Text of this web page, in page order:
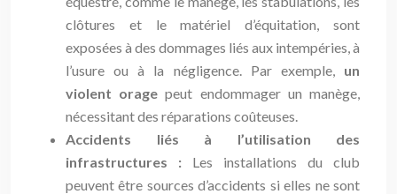
clôtures et le matériel d’équitation, sont
exposées à des dommages liés aux intempéries, à
l’usure ou à la négligence. Par exemple, un
violent oragepeut endommager un manège,
nécessitant des réparations coûteuses.
Accidents liés à l’utilisation des
infrastructures : Les installations du club
peuvent être sources d’accidents si elles ne sont